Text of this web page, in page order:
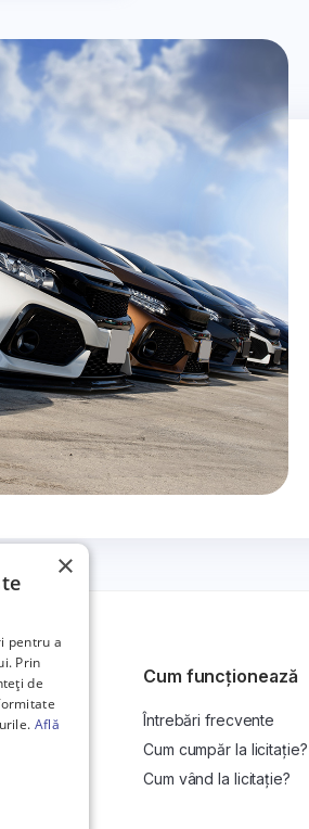
Cum funcționează
Întrebări frecvente
Cum cumpăr la licitație?
Cum vând la licitație?
×
pentru a
Prin
de
Află